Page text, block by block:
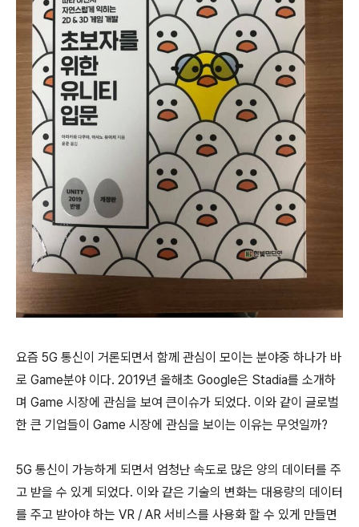
요즘 5G 통신이 거론되면서 함께 관심이 모이는 분야중 하나가 바
로 Game분야 이다. 2019년 올해초 Google은 Stadia를 소개하
며 Game 시장에 관심을 보여 큰이슈가 되었다. 이와 같이 글로벌
한 큰 기업들이 Game 시장에 관심을 보이는 이유는 무엇일까?
5G 통신이 가능하게 되면서 엄청난 속도로 많은 양의 데이터를 주
고 받을 수 있게 되었다. 이와 같은 기술의 변화는 대용량의 데이터
를 주고 받아야 하는 VR / AR 서비스를 사용화 할 수 있게 만들면